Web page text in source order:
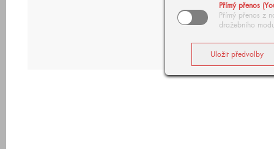
Přímý přenos
Přímý přenos z
dražebního